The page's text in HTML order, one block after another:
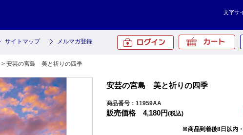
文字サ
サイトマップ メルマガ登録
> 安芸の宮島 美と祈りの四季
安芸の宮島 美と祈りの四季
商品番号：11959AA
販売価格 4,180円(税込)
※商品到着後8日以内